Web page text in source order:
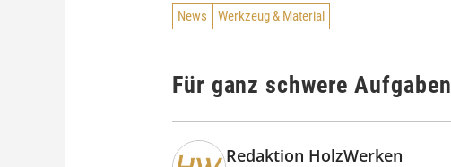
News Werkzeug & Material
Für ganz schwere Aufgaben
Redaktion HolzWerken